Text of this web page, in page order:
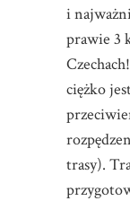
i
prawie 3
ciężko
trasy).